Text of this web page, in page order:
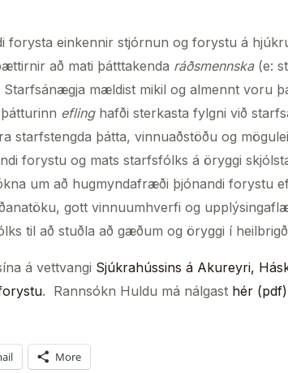
forysta einkennir stjórnun og forystu á
að mati þátttakenda ráðsmennska(e:
Starfsánægja mældist mikil og almennt voru
eflinghafði sterkasta fylgni við
starfstengda þátta, vinnuaðstöðu og
forystu og mats starfsfólks á öryggi
um að hugmyndafræði þjónandi forystu
gott vinnuumhverfi og
til að stuðla að gæðum og öryggi í
á vettvangi Sjúkrahússins á Akureyri,
. Rannsókn Huldu má nálgast hér
More